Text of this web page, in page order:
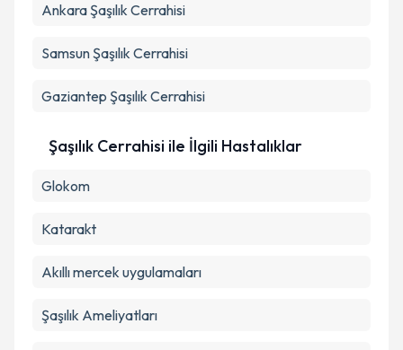
AnkaraŞaşılık Cerrahisi
SamsunŞaşılık Cerrahisi
Gaziantep Şaşılık Cerrahisi
Şaşılık Cerrahisi ile İlgili Hastalıklar
Glokom
Katarakt
Akıllı mercek uygulamaları
Şaşılık Ameliyatları